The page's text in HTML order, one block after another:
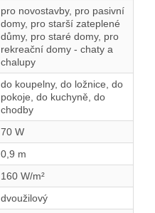
pro novostavby, pro pasivní
domy, pro starší zateplené
důmy, pro staré domy, pro
rekreační domy - chaty a
chalupy
do koupelny, do ložnice, do
pokoje, do kuchyně, do
chodby
70 W
0,9 m
160 W/m²
dvoužilový